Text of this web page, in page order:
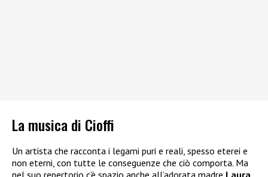
La musica di Cioffi
Un artista che racconta i legami puri e reali, spesso eterei e
non eterni, con tutte le conseguenze che ciò comporta. Ma